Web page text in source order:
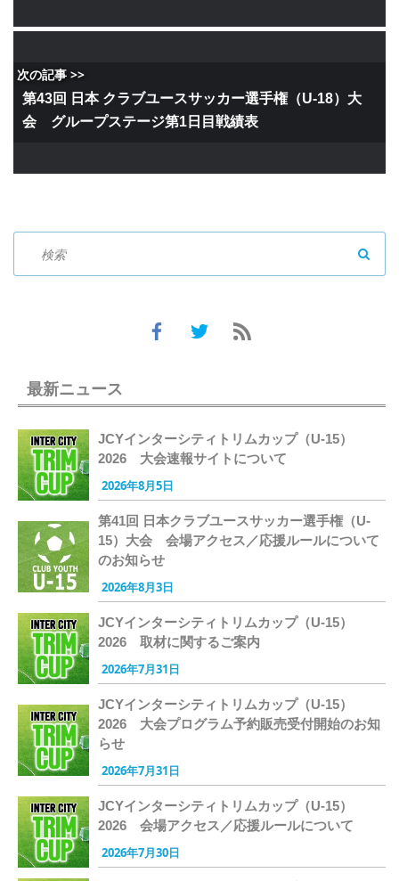
次の記事 >>
第43回 日本 クラブユースサッカー選手権（U-18）大
会 グループステージ第1日目戦績表
最新ニュース
JCYインターシティトリムカップ（U-15）
2026 大会速報サイトについて
2026年8月5日
第41回 日本クラブユースサッカー選手権（U-
15）大会 会場アクセス／応援ルールについて
のお知らせ
2026年8月3日
JCYインターシティトリムカップ（U-15）
2026 取材に関するご案内
2026年7月31日
JCYインターシティトリムカップ（U-15）
2026 大会プログラム予約販売受付開始のお知
らせ
2026年7月31日
JCYインターシティトリムカップ（U-15）
2026 会場アクセス／応援ルールについて
2026年7月30日